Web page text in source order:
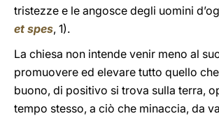
tristezze e le angosce degli uomini
et spes, 1).
La chiesa non intende venir meno al
promuovere ed elevare tutto quello
buono, di positivo si trova sulla terra,
tempo stesso, a ciò che minaccia, da